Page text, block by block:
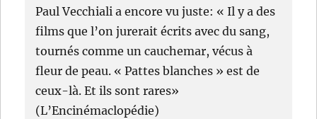
Paul Vecchiali a encore vu juste: « Il y a des
films que l’on jurerait écrits avec du sang,
tournés comme un cauchemar, vécus à
fleur de peau. « Pattes blanches » est de
ceux-là. Et ils sont rares»
(L’Encinémaclopédie)